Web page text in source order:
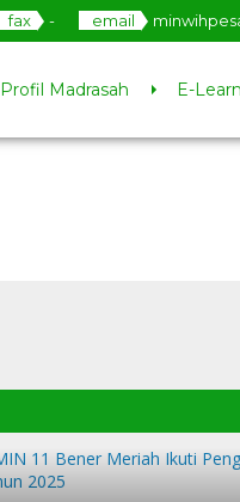
fax - email
Profil Madrasah E-